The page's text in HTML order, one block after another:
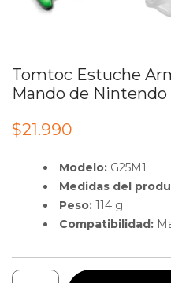
Tomtoc Estuche
Mando de
$21.990
Modelo: G25M1
Medidas del
Peso: 114 g
Compatibilidad:
Tomtoc